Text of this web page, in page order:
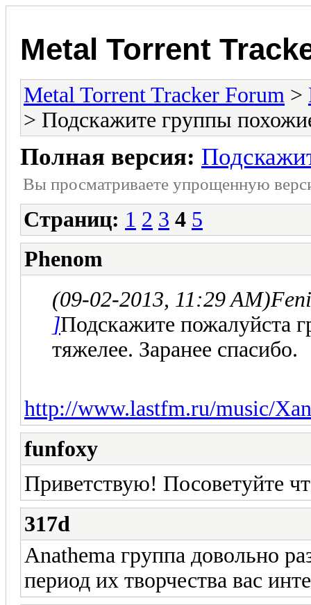
Metal Torrent
Metal Torrent Tracker Forum >
> Подскажите группы
Полная версия:
Вы просматриваете yпpощеннyю
Страниц: 1 2 3 4 5
Phenom
(09-02-2013, 11:29 AM)
]Подскажите пожалуйста
тяжелее. Заранее спасибо.
http://www.lastfm.ru/music/
funfoxy
Приветствую! Посоветуйте
317d
Anathema группа довольно
период их творчества вас